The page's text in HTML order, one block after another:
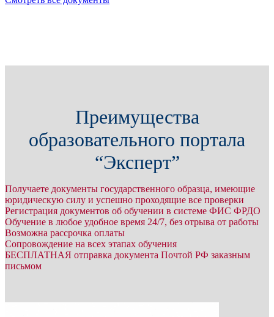
Преимущества
образовательного портала
“Эксперт”
Получаете документы государственного образца, имеющие
юридическую силу и успешно проходящие все проверки
Регистрация документов об обучении в системе ФИС ФРДО
Обучение в любое удобное время 24/7, без отрыва от работы
Возможна рассрочка оплаты
Сопровождение на всех этапах обучения
БЕСПЛАТНАЯ отправка документа Почтой РФ заказным
письмом